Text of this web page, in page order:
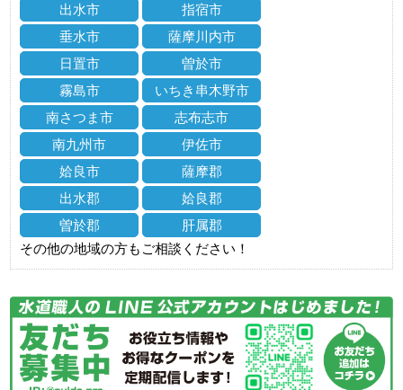
出水市
指宿市
垂水市
薩摩川内市
日置市
曽於市
霧島市
いちき串木野市
南さつま市
志布志市
南九州市
伊佐市
姶良市
薩摩郡
出水郡
姶良郡
曽於郡
肝属郡
その他の地域の方もご相談ください！